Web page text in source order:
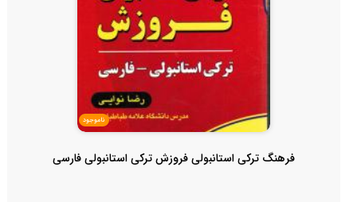
ناموجود
فرهنگ ترکی استانبولی فروزش ترکی استانبولی فارسی